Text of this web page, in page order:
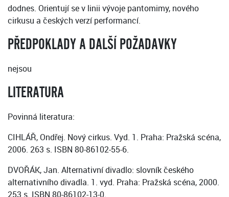
dodnes. Orientují se v linii vývoje pantomimy, nového
cirkusu a českých verzí performancí.
PŘEDPOKLADY A DALŠÍ POŽADAVKY
nejsou
LITERATURA
Povinná literatura:
CIHLÁŘ, Ondřej. Nový cirkus. Vyd. 1. Praha: Pražská scéna,
2006. 263 s. ISBN 80-86102-55-6.
DVOŘÁK, Jan. Alternativní divadlo: slovník českého
alternativního divadla. 1. vyd. Praha: Pražská scéna, 2000.
253 s. ISBN 80-86102-13-0.